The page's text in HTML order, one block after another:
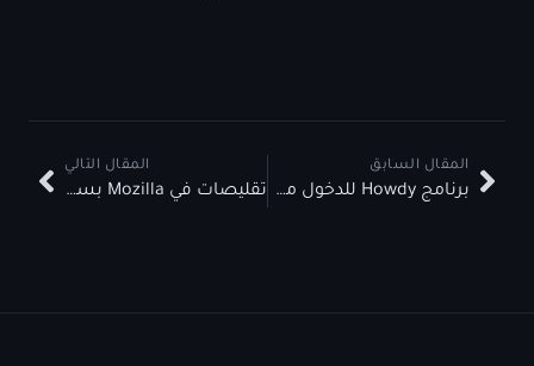
المقال السابق
برنامج Howdy للدخول من خلال بصمة الوجه
المقال التالي
تقليصات في Mozilla بسبب تراجع شعبية Firefox